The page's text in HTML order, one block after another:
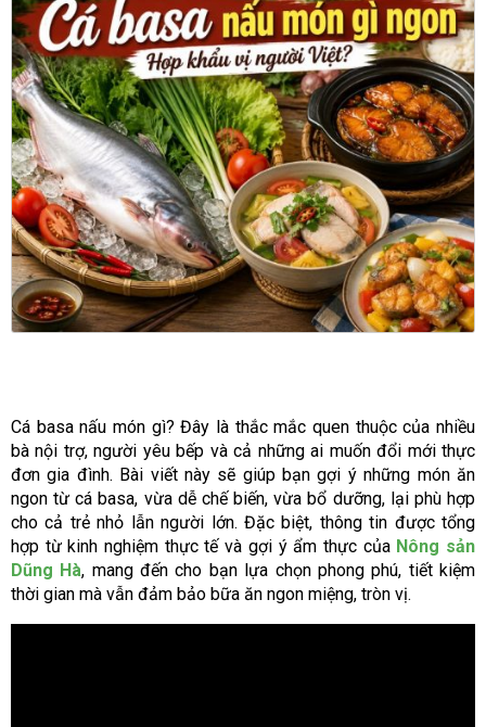
Cá basa nấu món gì? Đây là thắc mắc quen thuộc của nhiều
bà nội trợ, người yêu bếp và cả những ai muốn đổi mới thực
đơn gia đình. Bài viết này sẽ giúp bạn gợi ý những món ăn
ngon từ cá basa, vừa dễ chế biến, vừa bổ dưỡng, lại phù hợp
cho cả trẻ nhỏ lẫn người lớn. Đặc biệt, thông tin được tổng
hợp từ kinh nghiệm thực tế và gợi ý ẩm thực của Nông sản
Dũng Hà, mang đến cho bạn lựa chọn phong phú, tiết kiệm
thời gian mà vẫn đảm bảo bữa ăn ngon miệng, tròn vị.